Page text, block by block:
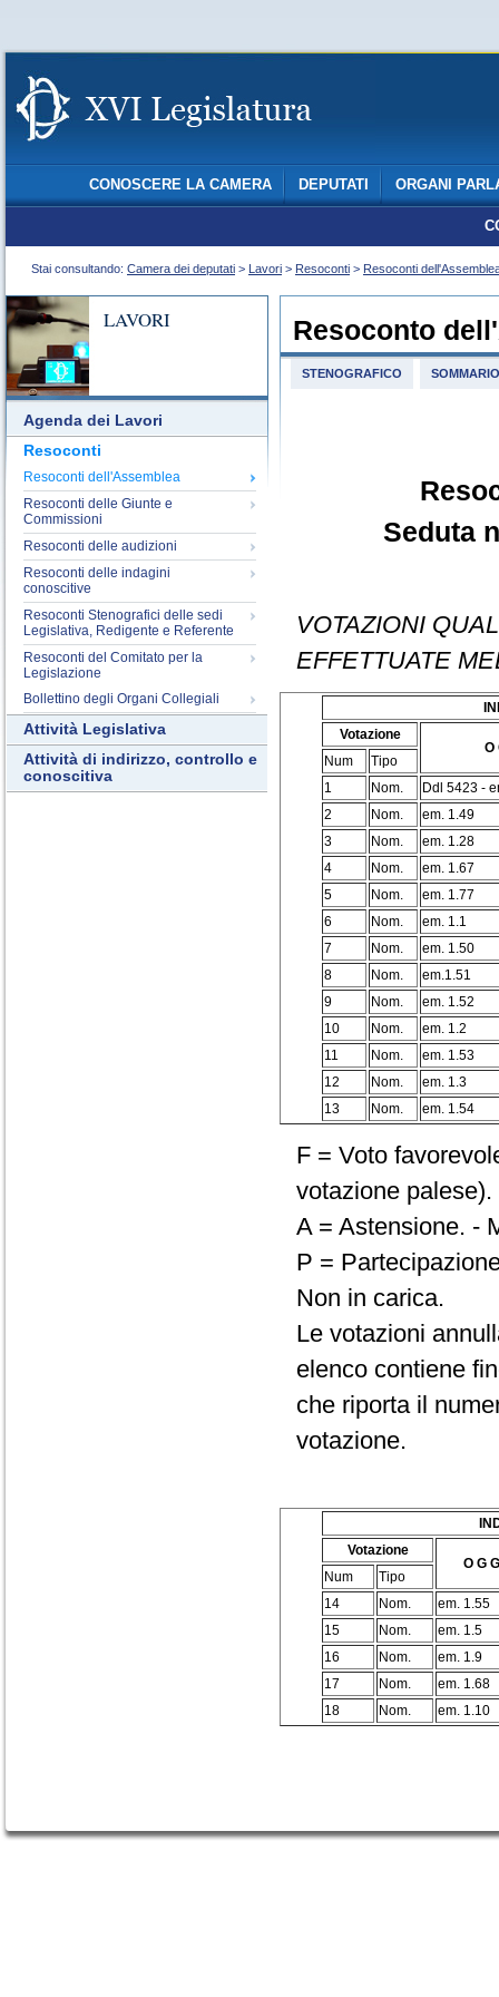
CONOSCERE LA CAMERA DEPUTATI ORGANI
Stai consultando: Camera dei deputati > Lavori > Resoconti > Resoconti
LAVORI
Agenda dei Lavori
Resoconti
Resoconti dell'Assemblea
Resoconti delle Giunte e
Commissioni
Resoconti delle audizioni
Resoconti delle indagini
conoscitive
Resoconti Stenografici delle sedi
Legislativa, Redigente e Referente
Resoconti del Comitato per la
Legislazione
Bollettino degli Organi Collegiali
Attività Legislativa
Attività di indirizzo, controllo e
conoscitiva
Resoconto
STENOGRAFICO SOMMARIO
Seduta
VOTAZIONI
EFFETTUATE
Votazione
O
Num
Tipo
1
Nom.
Ddl 5423 -
2
Nom.
em. 1.49
3
Nom.
em. 1.28
4
Nom.
em. 1.67
5
Nom.
em. 1.77
6
Nom.
em. 1.1
7
Nom.
em. 1.50
8
Nom.
em.1.51
9
Nom.
em. 1.52
10
Nom.
em. 1.2
11
Nom.
em. 1.53
12
Nom.
em. 1.3
13
Nom. em. 1.54
F = Voto
votazione
A = Astensione. -
P =
Non in carica.
Le votazioni
elenco contiene
che riporta il
votazione.
Votazione
O G
Num
Tipo
14
Nom.
em. 1.55
15
Nom.
em. 1.5
16
Nom.
em. 1.9
17
Nom.
em. 1.68
18
Nom. em. 1.10